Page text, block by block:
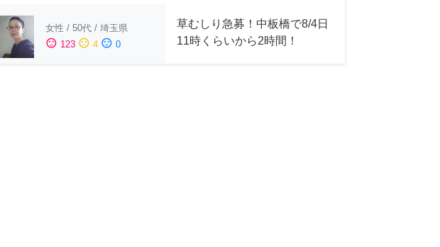
女性 / 50代 / 埼玉県
sentiment_satisfied 123 sentiment_neutral 4 sentiment_dissatisfied 0
草むしり急募！中板橋で8/4日
11時くらいから2時間！